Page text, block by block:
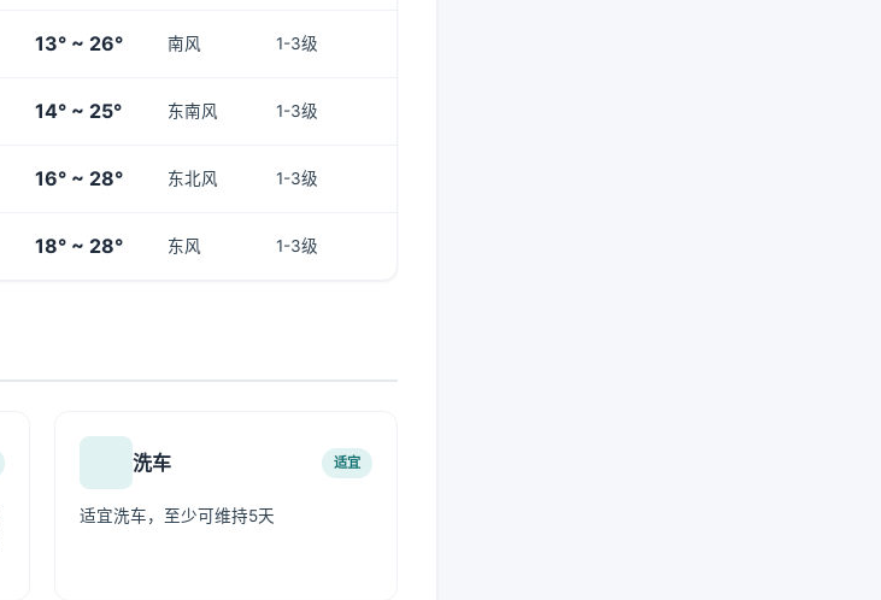
13° ~ 26° 南风 1-3级
14° ~ 25° 东南风 1-3级
16° ~ 28° 东北风 1-3级
18° ~ 28° 东风 1-3级
洗车 适宜
适宜洗车，至少可维持5天